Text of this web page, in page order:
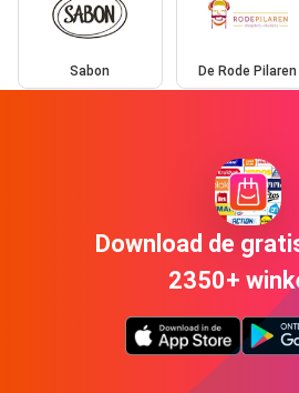
Sabon De Rode Pilaren
Download de
2350+